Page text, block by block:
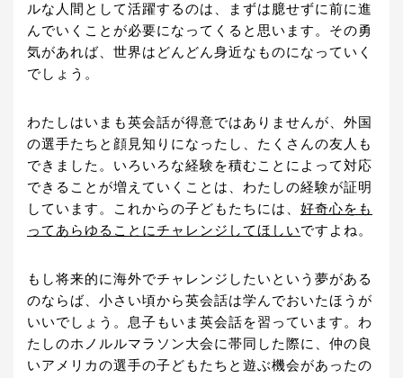
ルな人間として活躍するのは、まずは臆せずに前に進
んでいくことが必要になってくると思います。その勇
気があれば、世界はどんどん身近なものになっていく
でしょう。
わたしはいまも英会話が得意ではありませんが、外国
の選手たちと顔見知りになったし、たくさんの友人も
できました。いろいろな経験を積むことによって対応
できることが増えていくことは、わたしの経験が証明
しています。これからの子どもたちには、 好奇心をも
ってあらゆることにチャレンジしてほしいですよね。
もし将来的に海外でチャレンジしたいという夢がある
のならば、小さい頃から英会話は学んでおいたほうが
いいでしょう。息子もいま英会話を習っています。わ
たしのホノルルマラソン大会に帯同した際に、仲の良
いアメリカの選手の子どもたちと遊ぶ機会があったの